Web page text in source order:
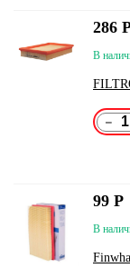
В
286
-
В
99 Р